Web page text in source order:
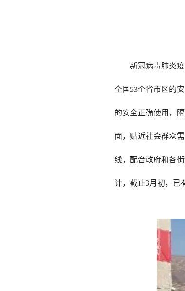
新冠病毒肺炎
全国53个省市区的
的安全正确使用，
面，贴近社会群众
线，配合政府和各
计，截止3月初，已